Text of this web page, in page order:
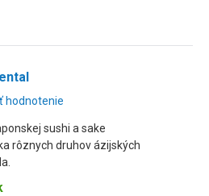
hodnotenie
sushi a sake
rôznych druhov ázijských